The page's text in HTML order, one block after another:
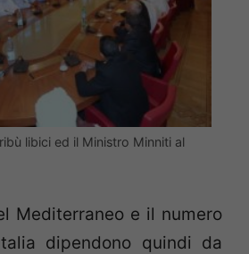
libici ed il Ministro Minniti al
Mediterraneo e il numero
dipendono quindi da